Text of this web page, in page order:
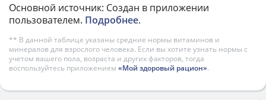
Основной источник: Создан в приложении
пользователем. Подробнее.
** В данной таблице указаны средние нормы витаминов и
минералов для взрослого человека. Если вы хотите узнать нормы с
учетом вашего пола, возраста и других факторов, тогда
воспользуйтесь приложением «Мой здоровый рацион».